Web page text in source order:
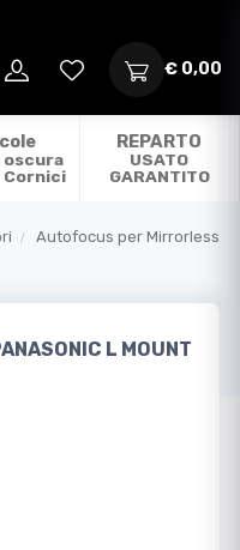
€ 0,00
oscura
Cornici
REPARTO
USATO
GARANTITO
Autofocus per Mirrorless
L MOUNT